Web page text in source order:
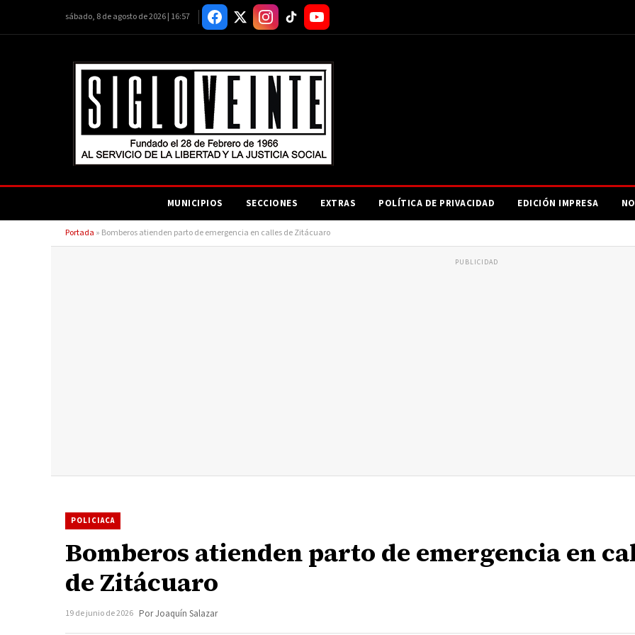
sábado, 8 de agosto de 2026 | 16:57
MUNICIPIOS SECCIONES EXTRAS POLÍTICA DE PRIVACIDAD EDICIÓN IMPRESA
Portada » Bomberos atienden parto de emergencia en calles de Zitácuaro
PUBLICIDAD
POLICIACA
Bomberos atienden parto de emergencia en
de Zitácuaro
19 de junio de 2026 Por Joaquín Salazar